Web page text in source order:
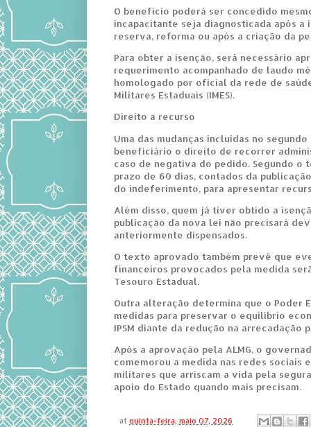
O benefício poderá ser concedido
incapacitante seja diagnosticada após a
reserva, reforma ou após a criação da
Para obter a isenção, será necessário
requerimento acompanhado de laudo
homologado por oficial da rede de
Militares Estaduais (IMES).
Direito a recurso
Uma das mudanças incluídas no
beneficiário o direito de recorrer
caso de negativa do pedido. Segundo
prazo de 60 dias, contados da
do indeferimento, para apresentar
Além disso, quem já tiver obtido a
publicação da nova lei não precisará
anteriormente dispensados.
O texto aprovado também prevê que
financeiros provocados pela medida
Tesouro Estadual.
Outra alteração determina que o Poder
medidas para preservar o equilíbrio
IPSM diante da redução na arrecadação
Após a aprovação pela ALMG, o
comemorou a medida nas redes sociais
militares que arriscam a vida pela
apoio do Estado quando mais precisam.
atquinta-feira, maio 07, 2026